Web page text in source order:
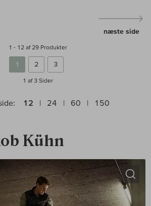
1 - 12 af 29 Produkter
1 2 3
næste side
1 af 3 Sider
12 24 60 150
Kühn